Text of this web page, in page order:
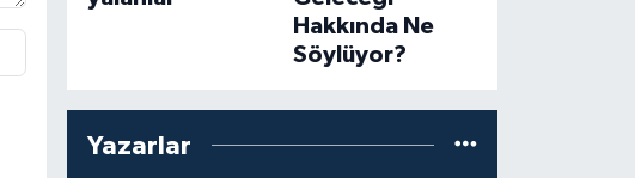
Hakkında Ne
Söylüyor?
Yazarlar